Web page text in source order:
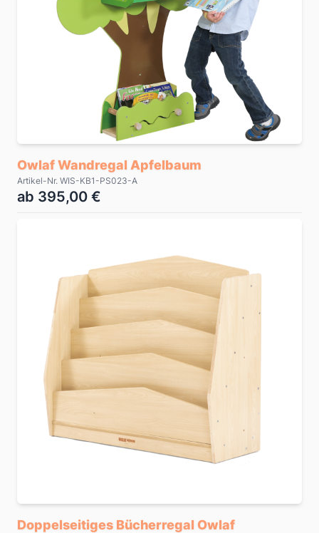
Owlaf Wandregal Apfelbaum
Artikel-Nr. WIS-KB1-PS023-A
ab 395,00 €
Doppelseitiges Bücherregal Owlaf